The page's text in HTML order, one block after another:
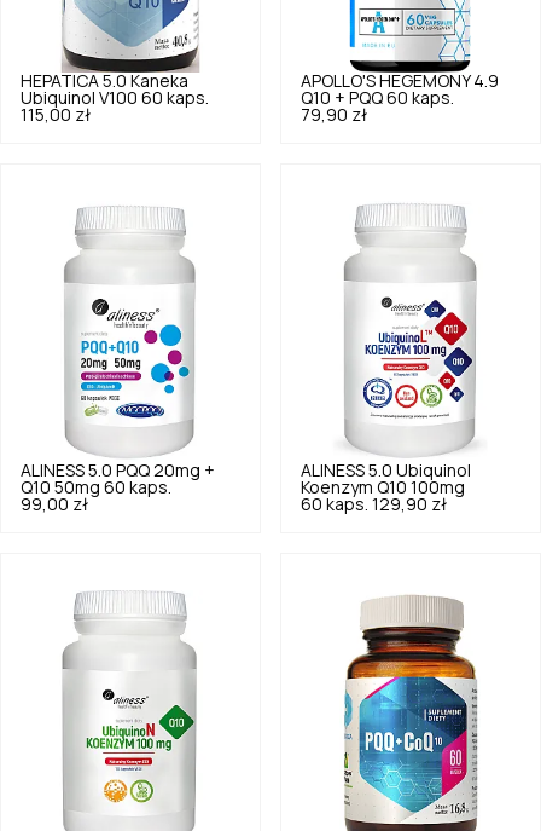
HEPATICA 5.0 Kaneka
Ubiquinol V100 60 kaps.
115,00 zł
APOLLO'S HEGEMONY 4.9
Q10 + PQQ 60 kaps.
79,90 zł
ALINESS 5.0 PQQ 20mg +
Q10 50mg 60 kaps.
99,00 zł
ALINESS 5.0 Ubiquinol
Koenzym Q10 100mg
60 kaps. 129,90 zł